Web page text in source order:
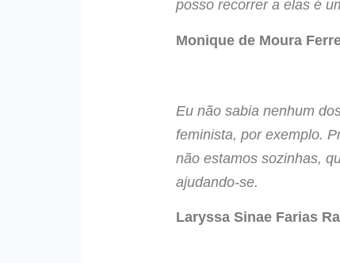
posso recorrer a elas é
Monique de Moura
Eu não sabia nenhum
feminista, por exemplo.
não estamos sozinhas,
ajudando-se.
Laryssa Sinae Farias